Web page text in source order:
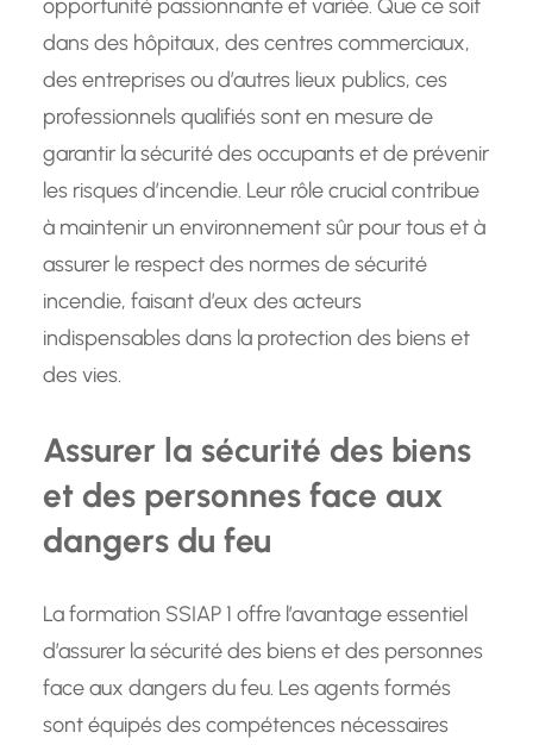
opportunité passionnante et variée. Que ce soit
dans des hôpitaux, des centres commerciaux,
des entreprises ou d’autres lieux publics, ces
professionnels qualifiés sont en mesure de
garantir la sécurité des occupants et de prévenir
les risques d’incendie. Leur rôle crucial contribue
à maintenir un environnement sûr pour tous et à
assurer le respect des normes de sécurité
incendie, faisant d’eux des acteurs
indispensables dans la protection des biens et
des vies.
Assurer la sécurité des biens
et des personnes face aux
dangers du feu
La formation SSIAP 1 offre l’avantage essentiel
d’assurer la sécurité des biens et des personnes
face aux dangers du feu. Les agents formés
sont équipés des compétences nécessaires